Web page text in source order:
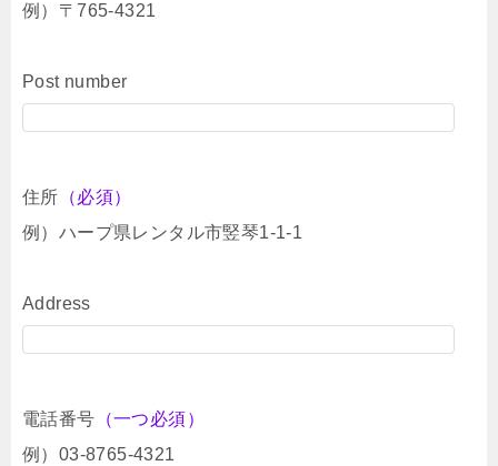
例）〒765-4321
Post number
住所 （必須）
例）ハープ県レンタル市竪琴1-1-1
Address
電話番号 （一つ必須）
例）03-8765-4321